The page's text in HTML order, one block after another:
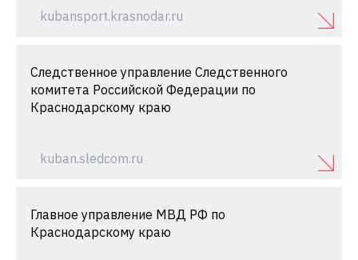
kubansport.krasnodar.ru
Следственное управление Следственного
комитета Российской Федерации по
Краснодарскому краю
kuban.sledcom.ru
Главное управление МВД РФ по
Краснодарскому краю